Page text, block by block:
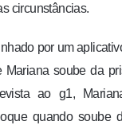
circunstâncias.
por um
Mariana soube da
ao g1,
quando soube